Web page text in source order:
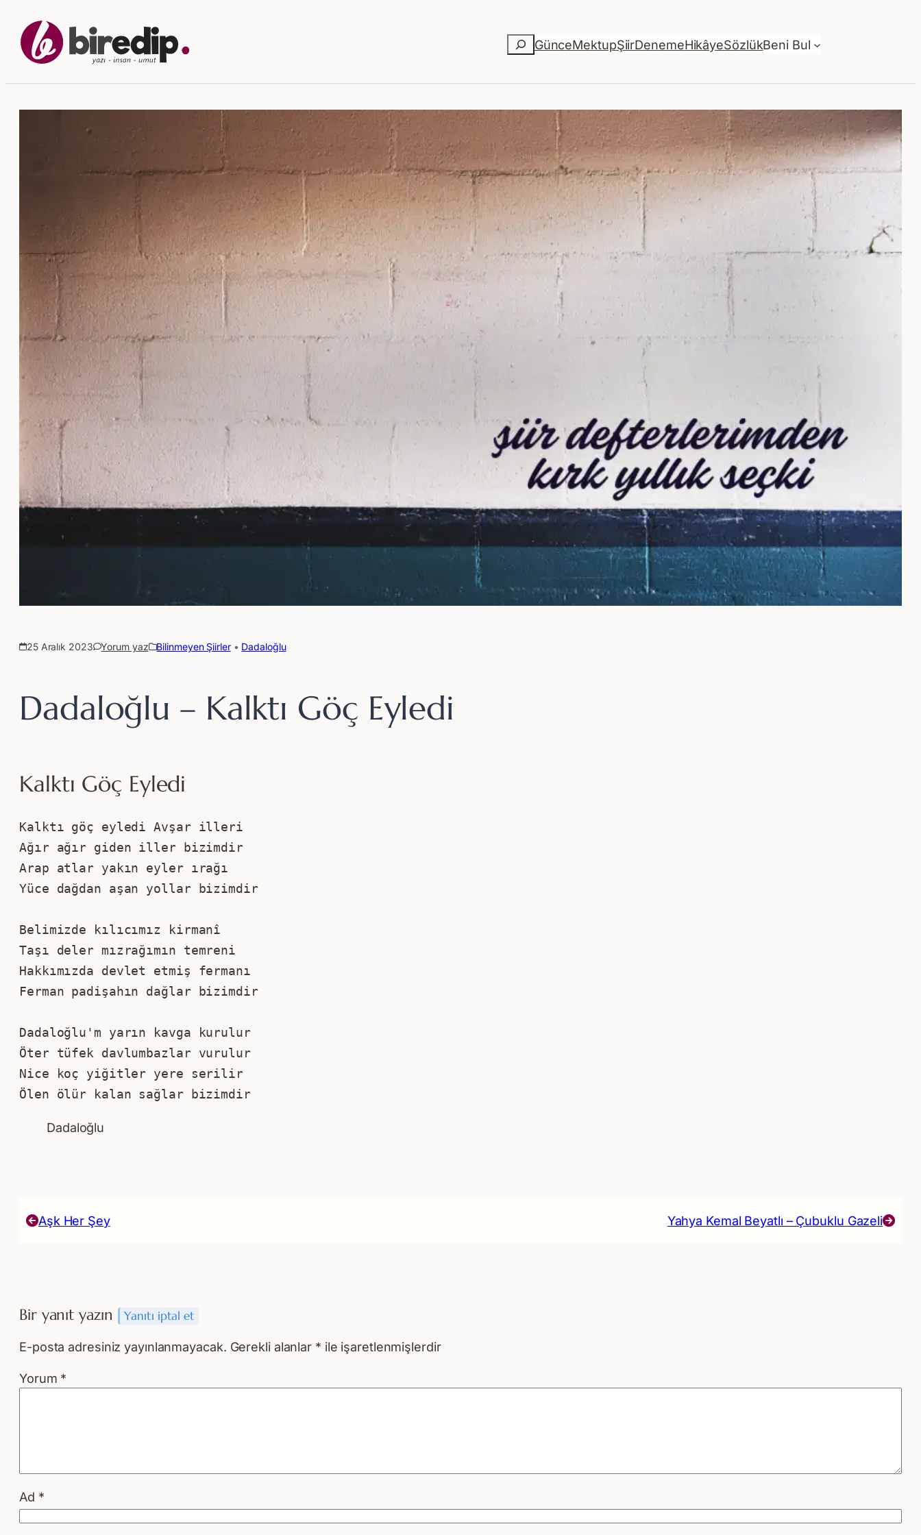
Ara GünceMektupŞiirDenemeHikâyeSözlükBeni Bul
25 Aralık 2023 Yorum yaz Bilinmeyen Şiirler • Dadaloğlu
Dadaloğlu – Kalktı Göç Eyledi
Kalktı Göç Eyledi
Kalktı göç eyledi Avşar illeri
Ağır ağır giden iller bizimdir
Arap atlar yakın eyler ırağı
Yüce dağdan aşan yollar bizimdir
Belimizde kılıcımız kirmanî
Taşı deler mızrağımın temreni
Hakkımızda devlet etmiş fermanı
Ferman padişahın dağlar bizimdir
Dadaloğlu'm yarın kavga kurulur
Öter tüfek davlumbazlar vurulur
Nice koç yiğitler yere serilir
Ölen ölür kalan sağlar bizimdir
Dadaloğlu
Aşk Her Şey Yahya Kemal Beyatlı – Çubuklu Gazeli
Bir yanıt yazın Yanıtı iptal et
E-posta adresiniz yayınlanmayacak. Gerekli alanlar * ile işaretlenmişlerdir
Yorum *
Ad *